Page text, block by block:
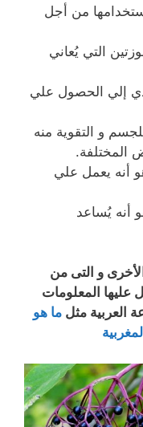
من أجل
التي يُعاني
إلي الحصول علي
و التقوية منه
المختلفة.
أنه يعمل علي
أنه يُساعد
و التى من
عليها المعلومات
العربية مثل ما هو